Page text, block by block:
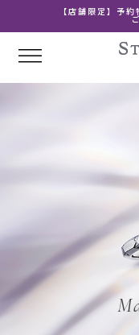
【店舗限定】